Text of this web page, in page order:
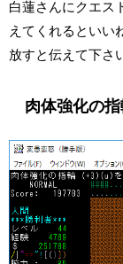
白蓮さんにクエス
えてくれるといい
放すと伝えて下さ
肉体強化の